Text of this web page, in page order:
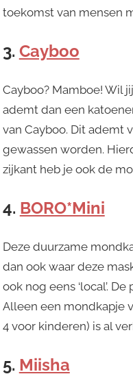
toekomst van mensen
3. Cayboo
Cayboo? Mamboe! Wil
ademt dan een
van Cayboo. Dit ademt
gewassen worden.
zijkant heb je ook de
4. BORO*Mini
Deze duurzame
dan ook waar deze
ook nog eens ‘local’.
Alleen een mondkapje
4 voor kinderen) is al
5. Miisha